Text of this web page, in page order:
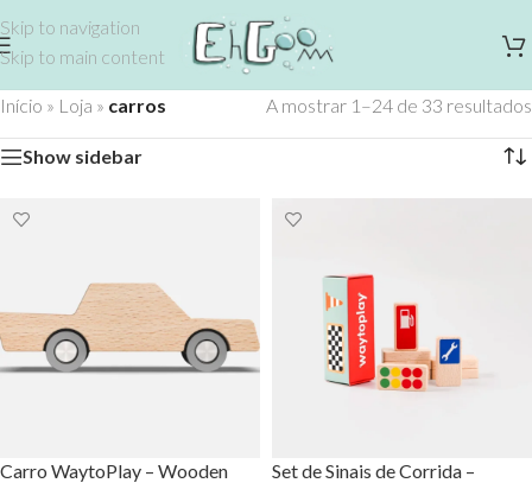
Skip to navigation
Skip to main content
Início » Loja » carros A mostrar 1–24 de 33 resultados
Show sidebar
Carro WaytoPlay – Wooden
Set de Sinais de Corrida –